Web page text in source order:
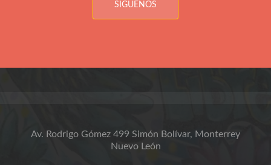
SIGUENOS
Av. Rodrigo Gómez 499 Simón Bolívar, Monterrey
Nuevo León